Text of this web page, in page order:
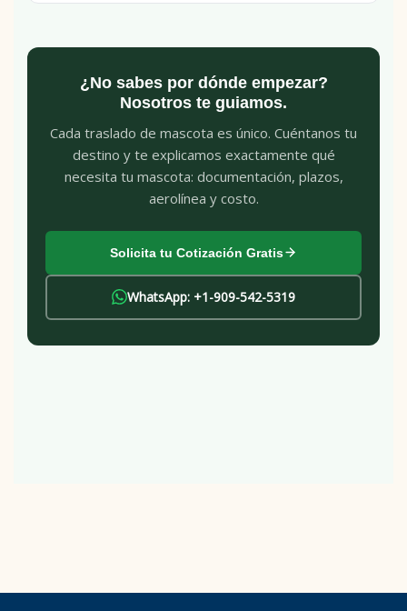
¿No sabes por dónde empezar?
Nosotros te guiamos.
Cada traslado de mascota es único. Cuéntanos tu
destino y te explicamos exactamente qué
necesita tu mascota: documentación, plazos,
aerolínea y costo.
Solicita tu Cotización Gratis
WhatsApp: +1-909-542-5319